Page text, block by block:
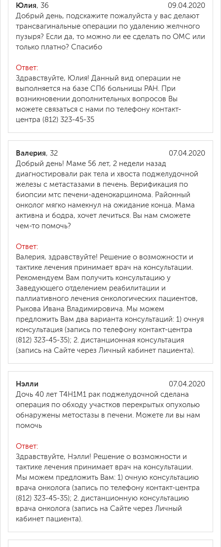
09.04.2020
Юлия, 36
Добрый день, подскажите пожалуйста у вас делают
трансвагинальные операции по удалению желчного
пузыря? Если да, то можно ли ее сделать по ОМС или
только платно? Спасибо
Ответ:
Здравствуйте, Юлия! Данный вид операции не
выполняется на базе СПб больницы РАН. При
возникновении дополнительных вопросов Вы
можете связаться с нами по телефону контакт-
центра (812) 323-45-35
07.04.2020
Валерия, 32
Добрый день! Маме 56 лет, 2 недели назад
диагностировали рак тела и хвоста поджелудочной
железы с метастазами в печень. Верификация по
биопсии мтс печени-аденокарцинома. Районный
онколог мягко намекнул на ожидание конца. Мама
активна и бодра, хочет лечиться. Вы нам сможете
чем-то помочь?
Ответ:
Валерия, здравствуйте! Решение о возможности и
тактике лечения принимает врач на консультации.
Рекомендуем Вам получить консультацию у
Заведующего отделением реабилитации и
паллиативного лечения онкологических пациентов,
Рыкова Ивана Владимировича. Мы можем
предложить Вам два варианта консультаций: 1) очнуя
консультация (запись по телефону контакт-центра
(812) 323-45-35); 2. дистанционная консультация
(запись на Сайте через Личный кабинет пациента).
07.04.2020
Нэлли
Дочь 40 лет Т4Н1М1 рак поджелудочной сделана
операция по обходу участков перекрытых опухолью
обнаружены метостазы в печени. Можете ли вы нам
помочь
Ответ:
Здравствуйте, Нэлли! Решение о возможности и
тактике лечения принимает врач на консультации.
Мы можем предложить Вам: 1) очную консультацию
врача онколога (запись по телефону контакт-центра
(812) 323-45-35); 2. дистанционную консультацию
врача онколога (запись на Сайте через Личный
кабинет пациента).